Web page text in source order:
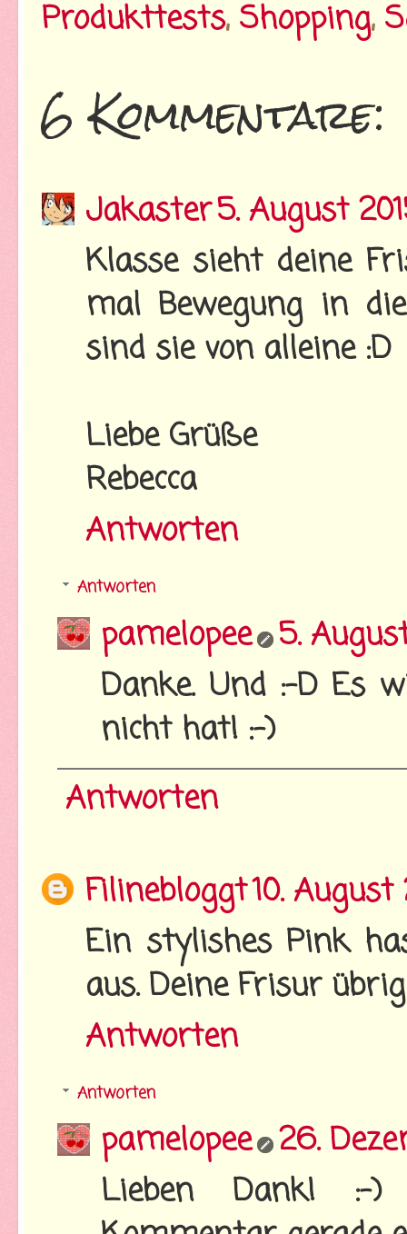
Produkttests, Shopping,
6 Kommentare:
Jakaster5. August
Klasse sieht deine
mal Bewegung in
sind sie von alleine :D
Liebe Grüße
Rebecca
Antworten
Antworten
pamelopee 5.
Danke. Und :-D Es
nicht hat! :-)
Antworten
Filinebloggt10.
Ein stylishes Pink
aus. Deine Frisur
Antworten
Antworten
pamelopee 26.
Lieben Dank! :-